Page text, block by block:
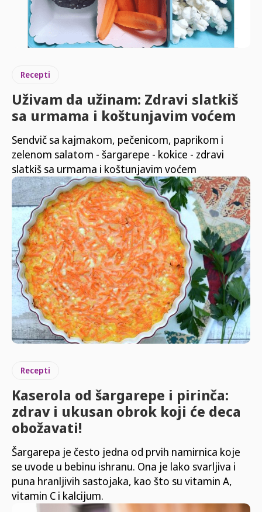
Recepti
Uživam da užinam: Zdravi slatkiš
sa urmama i koštunjavim voćem
Sendvič sa kajmakom, pečenicom, paprikom i
zelenom salatom - šargarepe - kokice - zdravi
slatkiš sa urmama i koštunjavim voćem
Recepti
Kaserola od šargarepe i pirinča:
zdrav i ukusan obrok koji će deca
obožavati!
Šargarepa je često jedna od prvih namirnica koje
se uvode u bebinu ishranu. Ona je lako svarljiva i
puna hranljivih sastojaka, kao što su vitamin A,
vitamin C i kalcijum.